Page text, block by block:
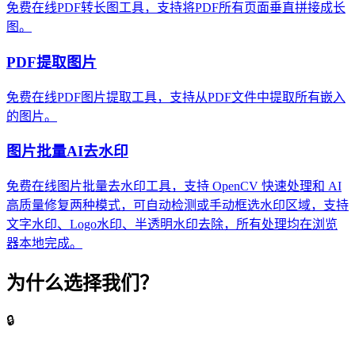
免费在线PDF转长图工具，支持将PDF所有页面垂直拼接成长
图。
PDF提取图片
免费在线PDF图片提取工具，支持从PDF文件中提取所有嵌入
的图片。
图片批量AI去水印
免费在线图片批量去水印工具，支持 OpenCV 快速处理和 AI
高质量修复两种模式，可自动检测或手动框选水印区域，支持
文字水印、Logo水印、半透明水印去除，所有处理均在浏览
器本地完成。
为什么选择我们？
🔒